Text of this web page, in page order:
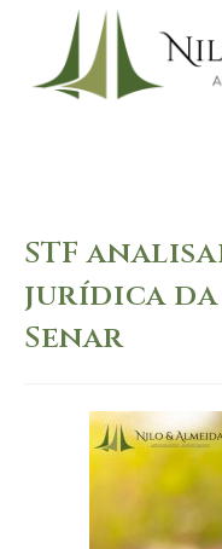
content
STF
jurídica
Senar